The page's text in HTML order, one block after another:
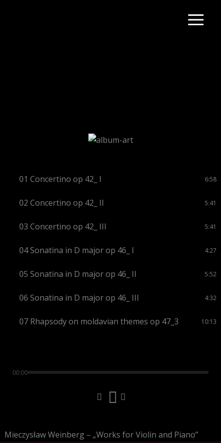
01 Concertino op 42_ I 6:58
02 Concertino op 42_ II 5:41
03 Concertino op 42_ III 5:41
04 Sonatina in D major op 46_ I 4:27
05 Sonatina in D major op 46_ II 5:52
06 Sonatina in D major op 46_ III 4:32
07 Rhapsody on moldavian themes op 47_3 10:13
00:00
Mieczysław Weinberg – „Works for Violin and Piano”